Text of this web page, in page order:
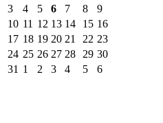
3
4 5 6 7 8
9
10 11 12 13 14 15 16
17 18 19 20 21 22 23
24 25 26 27 28 29 30
31 1 2 3 4 5 6